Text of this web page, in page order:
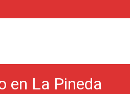
en La Pineda